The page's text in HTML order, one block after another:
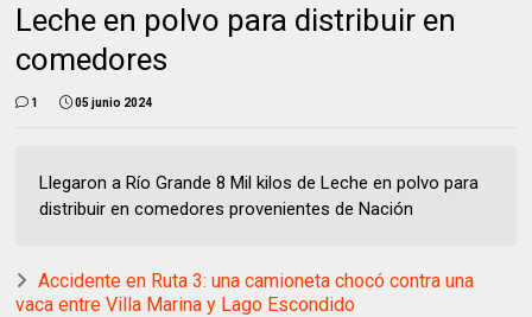
Leche en polvo para distribuir en
comedores
1 05 junio 2024
Llegaron a Río Grande 8 Mil kilos de Leche en polvo para
distribuir en comedores provenientes de Nación
Accidente en Ruta 3: una camioneta chocó contra una
vaca entre Villa Marina y Lago Escondido